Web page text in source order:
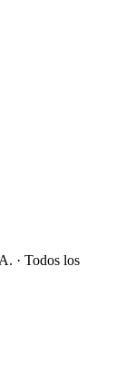
· Todos los